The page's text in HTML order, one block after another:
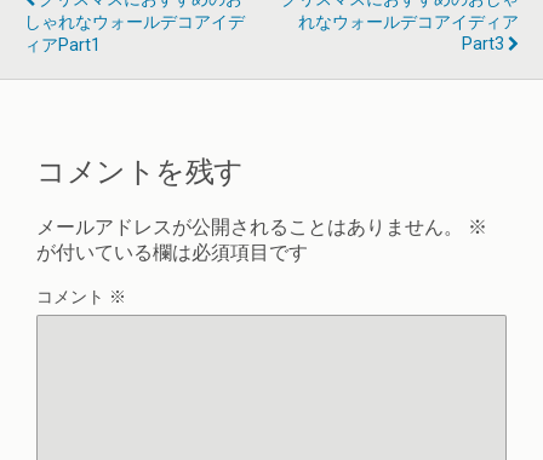
しゃれなウォールデコアイデ
ィアpart1
れなウォールデコアイディア
Part3
コメントを残す
メールアドレスが公開されることはありません。
※
が付いている欄は必須項目です
コメント ※